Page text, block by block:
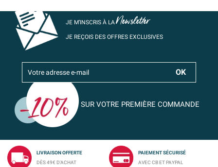
JE M’INSCRIS À LANewsletter
JE REÇOIS DES OFFRES EXCLUSIVES
SUR VOTRE PREMIÈRE COMMANDE
LIVRAISON OFFERTE
DÈS 49€ D'ACHAT
PAIEMENT SÉCURISÉ
AVEC CB ET PAYPAL